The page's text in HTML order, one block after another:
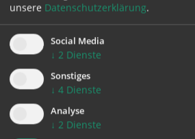
Mittwoch
unsere Datenschutzerklärung.
Social Media
↓ 2 Dienste
Sonstiges
↓ 4 Dienste
Analyse
↓ 2 Dienste